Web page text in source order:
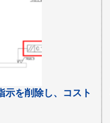
示を削除し、コスト